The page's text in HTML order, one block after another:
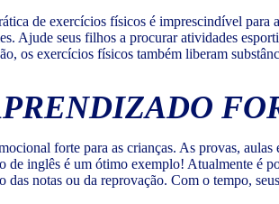
de exercícios físicos é imprescindível
Ajude seus filhos a procurar atividades
os exercícios físicos também liberam
forte para as crianças. As provas,
de inglês é um ótimo exemplo! Atualmente é
notas ou da reprovação. Com o tempo,